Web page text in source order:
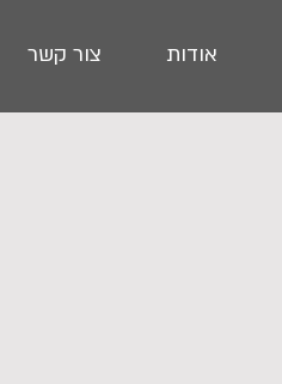
אודות צור קשר